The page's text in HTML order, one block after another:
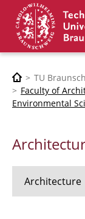
TU
Faculty of
Environmental
Architecture